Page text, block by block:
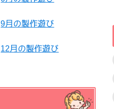
9月の製作遊び
12月の製作遊び